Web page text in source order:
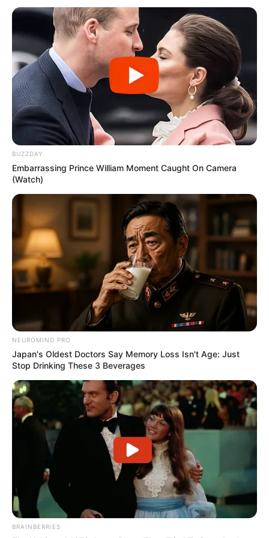
Ακολουθήστε το evianews.com στοGoogle
News
ΤΑ ΠΙΟ ΔΗΜΟΦΙΛΗ
BUZZDAY
Embarrassing Prince William Moment Caught On Camera
(Watch)
NEUROMIND PRO
Japan's Oldest Doctors Say Memory Loss Isn't Age: Just
Stop Drinking These 3 Beverages
BRAINBERRIES